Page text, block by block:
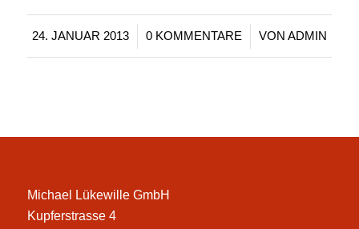
24. JANUAR 2013
/ 0 KOMMENTARE
/ VON ADMIN
Michael Lükewille GmbH
Kupferstrasse 4